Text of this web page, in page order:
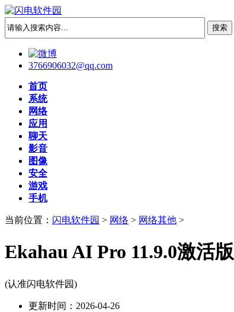
3766906032@qq.com
首页
系统
网络
应用
聊天
影音
图像
安全
游戏
手机
当前位置： 闪电软件园 > 网络 > 网络其他 >
Ekahau AI Pro 11.9.0激活版
(认准闪电软件园)
更新时间：2026-04-26